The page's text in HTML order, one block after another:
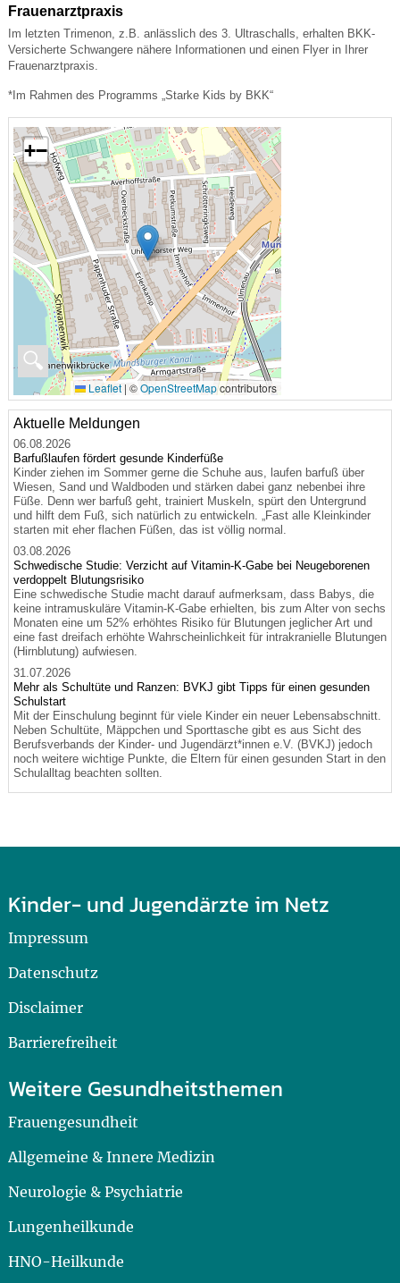
Frauenarztpraxis
Im letzten Trimenon, z.B. anlässlich des 3. Ultraschalls, erhalten BKK-
Versicherte Schwangere nähere Informationen und einen Flyer in Ihrer
Frauenarztpraxis.
*Im Rahmen des Programms „Starke Kids by BKK“
🔍
+−
Leaflet | ©OpenStreetMapcontributors
Aktuelle Meldungen
06.08.2026
Barfußlaufen fördert gesunde Kinderfüße
Kinder ziehen im Sommer gerne die Schuhe aus, laufen barfuß über
Wiesen, Sand und Waldboden und stärken dabei ganz nebenbei ihre
Füße. Denn wer barfuß geht, trainiert Muskeln, spürt den Untergrund
und hilft dem Fuß, sich natürlich zu entwickeln. „Fast alle Kleinkinder
starten mit eher flachen Füßen, das ist völlig normal.
03.08.2026
Schwedische Studie: Verzicht auf Vitamin-K-Gabe bei Neugeborenen
verdoppelt Blutungsrisiko
Eine schwedische Studie macht darauf aufmerksam, dass Babys, die
keine intramuskuläre Vitamin-K-Gabe erhielten, bis zum Alter von sechs
Monaten eine um 52% erhöhtes Risiko für Blutungen jeglicher Art und
eine fast dreifach erhöhte Wahrscheinlichkeit für intrakranielle Blutungen
(Hirnblutung) aufwiesen.
31.07.2026
Mehr als Schultüte und Ranzen: BVKJ gibt Tipps für einen gesunden
Schulstart
Mit der Einschulung beginnt für viele Kinder ein neuer Lebensabschnitt.
Neben Schultüte, Mäppchen und Sporttasche gibt es aus Sicht des
Berufsverbands der Kinder- und Jugendärzt*innen e.V. (BVKJ) jedoch
noch weitere wichtige Punkte, die Eltern für einen gesunden Start in den
Schulalltag beachten sollten.
Kinder- und Jugendärzte im Netz
Impressum
Datenschutz
Disclaimer
Barrierefreiheit
Weitere Gesundheitsthemen
Frauengesundheit
Allgemeine & Innere Medizin
Neurologie & Psychiatrie
Lungenheilkunde
HNO-Heilkunde